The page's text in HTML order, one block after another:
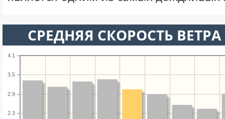
СРЕДНЯЯ СКОРОСТЬ
2.3
2.9
3.5
4.1